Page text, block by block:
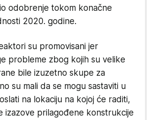
odobrenje tokom konačne
2020. godine.
su promovisani jer
probleme zbog kojih su velike
bile izuzetno skupe za
su mali da se mogu sastaviti u
na lokaciju na kojoj će raditi,
izazove prilagođene konstrukcije